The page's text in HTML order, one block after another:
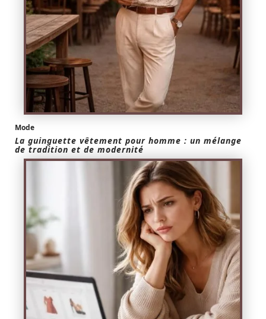
Mode
La guinguette vêtement pour homme : un mélange
de tradition et de modernité